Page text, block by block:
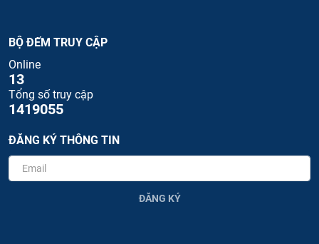
BỘ ĐẾM TRUY CẬP
Online
13
Tổng số truy cập
1419055
ĐĂNG KÝ THÔNG TIN
ĐĂNG KÝ